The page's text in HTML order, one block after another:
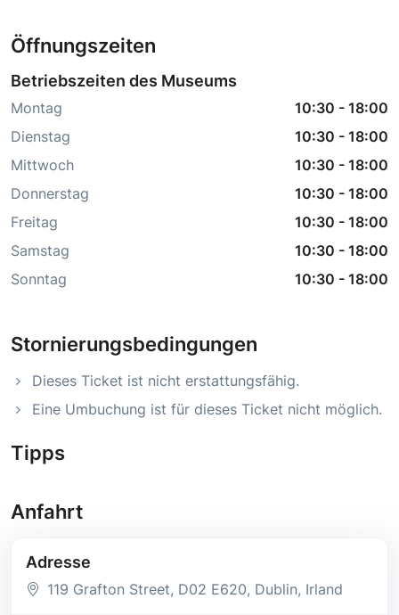
Öffnungszeiten
Betriebszeiten des Museums
Montag 10:30 - 18:00
Dienstag
10:30 - 18:00
Mittwoch
10:30 - 18:00
Donnerstag
10:30 - 18:00
Freitag
10:30 - 18:00
Samstag
10:30 - 18:00
Sonntag
10:30 - 18:00
Stornierungsbedingungen
Dieses Ticket ist nicht erstattungsfähig.
Eine Umbuchung ist für dieses Ticket nicht möglich.
Tipps
Anfahrt
Adresse
119 Grafton Street, D02 E620, Dublin, Irland